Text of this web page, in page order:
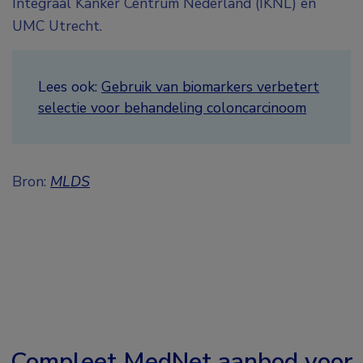
UMC Utrecht.
Lees ook: Gebruik van biomarkers verbetert
selectie voor behandeling coloncarcinoom
Bron: MLDS